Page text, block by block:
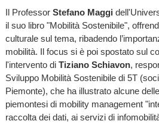
Il Professor Stefano Maggi
il suo libro "Mobilità Sostenibile",
culturale sul tema, ribadendo
mobilità. Il focus si è poi spostato sul
l'intervento di Tiziano Schiavon,
Sviluppo Mobilità Sostenibile di 5T
Piemonte), che ha illustrato alcune
piemontesi di mobility management
raccolta dei dati, ai servizi di